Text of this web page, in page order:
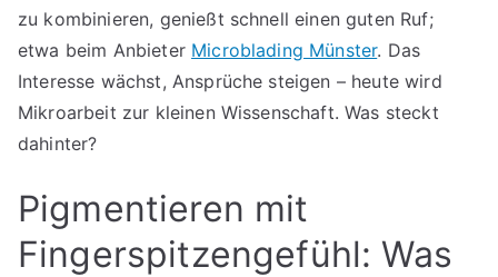
zu kombinieren, genießt schnell einen guten Ruf;
etwa beim Anbieter Microblading Münster. Das
Interesse wächst, Ansprüche steigen – heute wird
Mikroarbeit zur kleinen Wissenschaft. Was steckt
dahinter?
Pigmentieren mit
Fingerspitzengefühl: Was